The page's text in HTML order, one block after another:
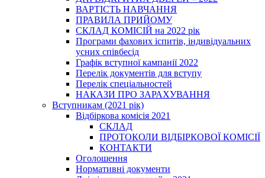
ВАРТІСТЬ НАВЧАННЯ
ПРАВИЛА ПРИЙОМУ
СКЛАД КОМІСІЙ на 2022 рік
Програми фахових іспитів, індивідуальних
усних співбесід
Графік вступної кампанії 2022
Перелік документів для вступу
Перелік спеціальностей
НАКАЗИ ПРО ЗАРАХУВАННЯ
Вступникам (2021 рік)
Відбіркова комісія 2021
СКЛАД
ПРОТОКОЛИ ВІДБІРКОВОЇ КОМІСІЇ
КОНТАКТИ
Оголошення
Нормативні документи